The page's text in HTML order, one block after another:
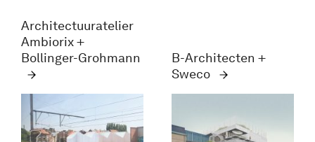
Architectuuratelier
Ambiorix +
Bollinger-Grohmann
B-Architecten +
Sweco